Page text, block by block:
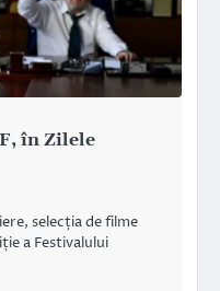
în Zilele
selecția de filme
a Festivalului